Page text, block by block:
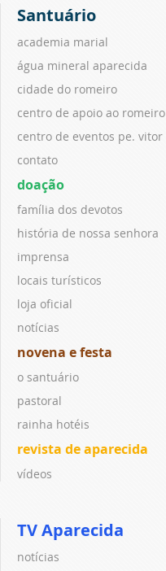
Santuário
academia marial
água mineral aparecida
cidade do romeiro
centro de apoio ao romeiro
centro de eventos pe. vitor
contato
doação
família dos devotos
história de nossa senhora
imprensa
locais turísticos
loja oficial
notícias
novena e festa
o santuário
pastoral
rainha hotéis
revista de aparecida
vídeos
TV Aparecida
notícias